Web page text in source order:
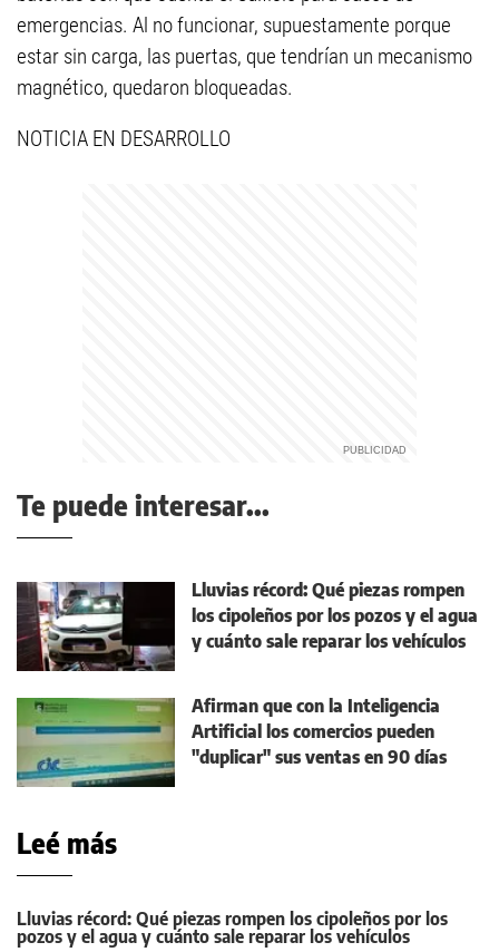
emergencias. Al no funcionar, supuestamente porque
estar sin carga, las puertas, que tendrían un mecanismo
magnético, quedaron bloqueadas.
NOTICIA EN DESARROLLO
Te puede interesar...
Lluvias récord: Qué piezas rompen
los cipoleños por los pozos y el agua
y cuánto sale reparar los vehículos
Afirman que con la Inteligencia
Artificial los comercios pueden
"duplicar" sus ventas en 90 días
Leé más
Lluvias récord: Qué piezas rompen los cipoleños por los
pozos y el agua y cuánto sale reparar los vehículos